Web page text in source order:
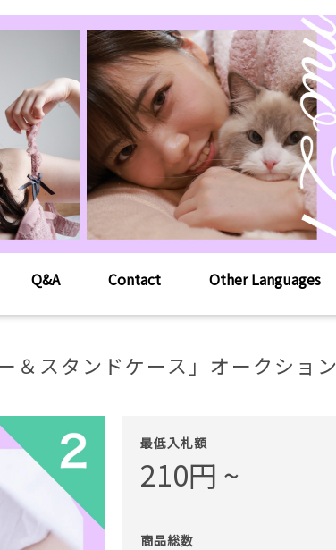
Q&A Contact Other Languages
＆スタンドケース」オークション
最低入札額
210円 ~
商品総数